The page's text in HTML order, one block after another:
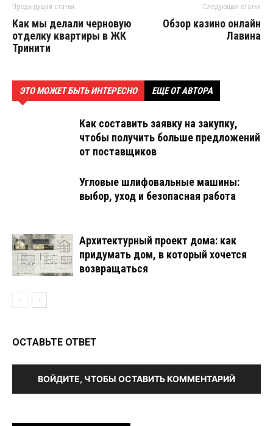
Предыдущая статья
Как мы делали черновую
отделку квартиры в ЖК
Тринити
Следующая статья
Обзор казино онлайн
Лавина
ЭТО МОЖЕТ БЫТЬ ИНТЕРЕСНО ЕЩЕ ОТ АВТОРА
Как составить заявку на закупку,
чтобы получить больше предложений
от поставщиков
Угловые шлифовальные машины:
выбор, уход и безопасная работа
Архитектурный проект дома: как
придумать дом, в который хочется
возвращаться
ОСТАВЬТЕ ОТВЕТ
ВОЙДИТЕ, ЧТОБЫ ОСТАВИТЬ КОММЕНТАРИЙ